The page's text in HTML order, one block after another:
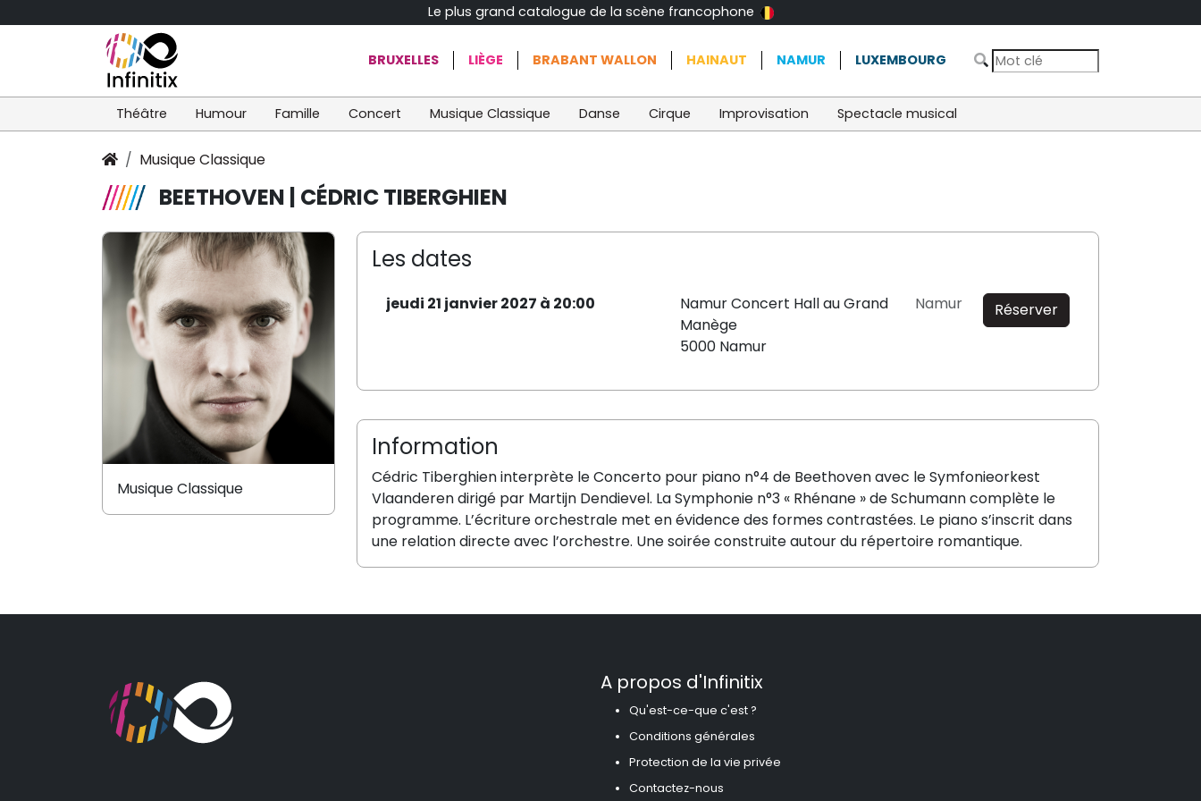
Le plus grand catalogue de la scène francophone
BRUXELLES LIÈGE BRABANT WALLON HAINAUT NAMUR LUXEMBOURG
Théâtre Humour Famille Concert Musique Classique Danse Cirque Improvisation Spectacle musical
Musique Classique
BEETHOVEN | CÉDRIC TIBERGHIEN
Les dates
jeudi 21 janvier 2027 à 20:00
Namur Concert Hall au Grand
Manège
5000 Namur
Namur Réserver
Information
Cédric Tiberghien interprète le Concerto pour piano n°4 de Beethoven avec le Symfonieorkest
Vlaanderen dirigé par Martijn Dendievel. La Symphonie n°3 « Rhénane » de Schumann complète le
programme. L’écriture orchestrale met en évidence des formes contrastées. Le piano s’inscrit dans
une relation directe avec l’orchestre. Une soirée construite autour du répertoire romantique.
Musique Classique
A propos d'Infinitix
Qu'est-ce-que c'est ?
Conditions générales
Protection de la vie privée
Contactez-nous